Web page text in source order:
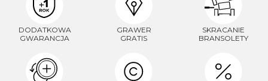
DODATKOWA
GWARANCJA
GRAWER
GRATIS
SKRACANIE
BRANSOLETY